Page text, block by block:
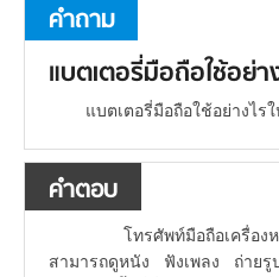
คำถาม
แบตเตอรี่มือถือใช้อย่า
แบตเตอรี่มือถือใช้อย่างไร
คำตอบ
โทรศัพท์มือถือเครื่องห
สามารถดูหนัง ฟังเพลง ถ่ายรู